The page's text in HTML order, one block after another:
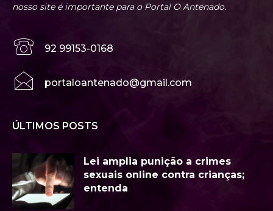
nosso site é importante para o Portal O Antenado.
92 99153-0168
portaloantenado@gmail.com
ÚLTIMOS POSTS
Lei amplia punição a crimes
sexuais online contra crianças;
entenda